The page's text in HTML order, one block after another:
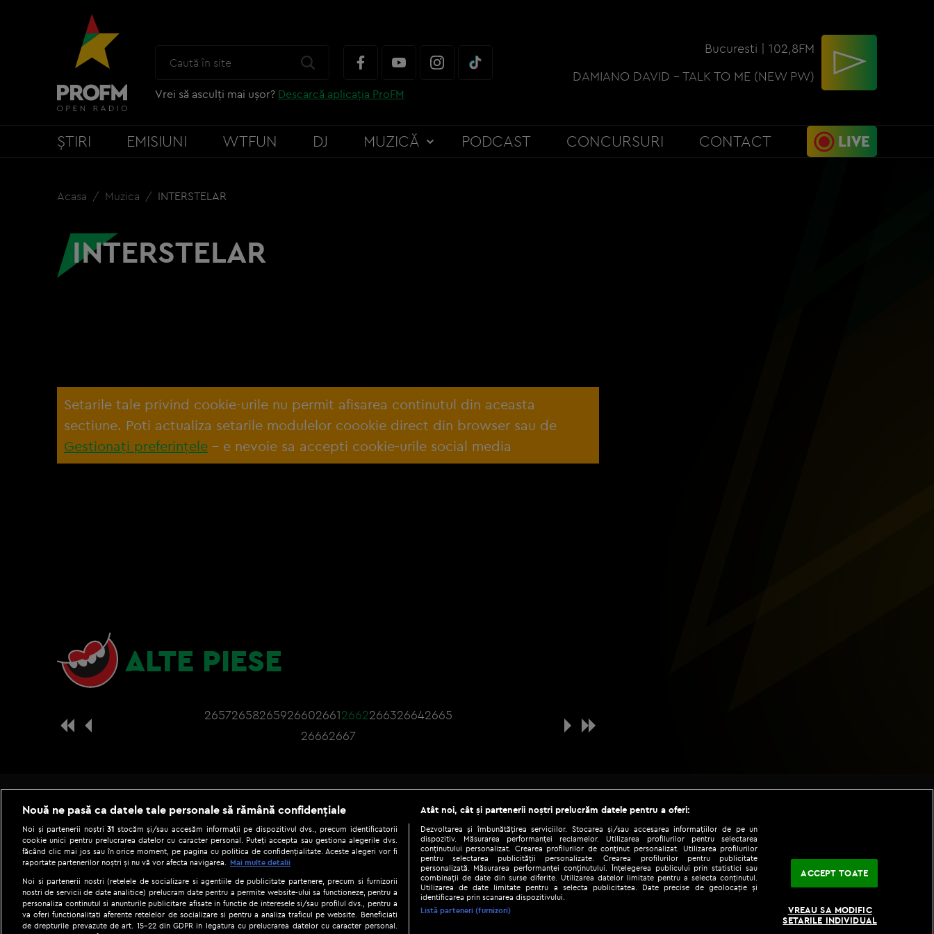
Vrei să asculți mai ușor? Descarcă aplicația ProFM
Bucuresti | 102,8FM
DAMIANO DAVID - TALK TO ME (NEW PW)
ȘTIRI EMISIUNI WTFUN DJ MUZICĂ PODCAST CONCURSURI CONTACT LIVE
Acasa Muzica INTERSTELAR
INTERSTELAR
Setarile tale privind cookie-urile nu permit afisarea continutul din aceasta
sectiune. Poti actualiza setarile modulelor coookie direct din browser sau de
Gestionați preferințele – e nevoie sa accepti cookie-urile social media
ALTE PIESE
265726582659266026612662266326642665
26662667
Be social
Copyright © 2026 / DIGI ROMANIA S.A.
Gestionați preferințele|Termeni și condiții|Politica de confidențialitate|
Nouă ne pasă ca datele tale personale să rămână confidențiale
Noi și partenerii noștri31 stocăm și/sau accesăm informații pe dispozitivul dvs., precum identificatorii
cookie unici pentru prelucrarea datelor cu caracter personal. Puteți accepta sau gestiona alegerile dvs.
făcând clic mai jos sau în orice moment, pe pagina cu politica de confidențialitate. Aceste alegeri vor fi
raportate partenerilor noștri și nu vă vor afecta navigarea.
Mai multe detalii
Noi si partenerii nostri (retelele de socializare si agentiile de publicitate partenere, precum si furnizorii
nostri de servicii de date analitice) prelucram date pentru a permite website-ului sa functioneze, pentru a
personaliza continutul si anunturile publicitare afisate in functie de interesele si/sau profilul dvs., pentru a
va oferi functionalitati aferente retelelor de socializare si pentru a analiza traficul pe website. Beneficiati
de drepturile prevazute de art. 15-22 din GDPR in legatura cu prelucrarea datelor cu caracter personal.
Atât noi, cât și partenerii noștri prelucrăm datele pentru a oferi:
Dezvoltarea și îmbunătățirea serviciilor. Stocarea și/sau accesarea informațiilor de pe un
dispozitiv. Măsurarea performanței reclamelor. Utilizarea profilurilor pentru selectarea
conținutului personalizat. Crearea profilurilor de conținut personalizat. Utilizarea profilurilor
pentru selectarea publicității personalizate. Crearea profilurilor pentru publicitate
personalizată. Măsurarea performanței conținutului. Înțelegerea publicului prin statistici sau
combinații de date din surse diferite. Utilizarea datelor limitate pentru a selecta conținutul.
Utilizarea de date limitate pentru a selecta publicitatea. Date precise de geolocație și
identificarea prin scanarea dispozitivului.
Listă parteneri (furnizori)
ACCEPT TOATE
VREAU SA MODIFIC
SETARILE INDIVIDUAL